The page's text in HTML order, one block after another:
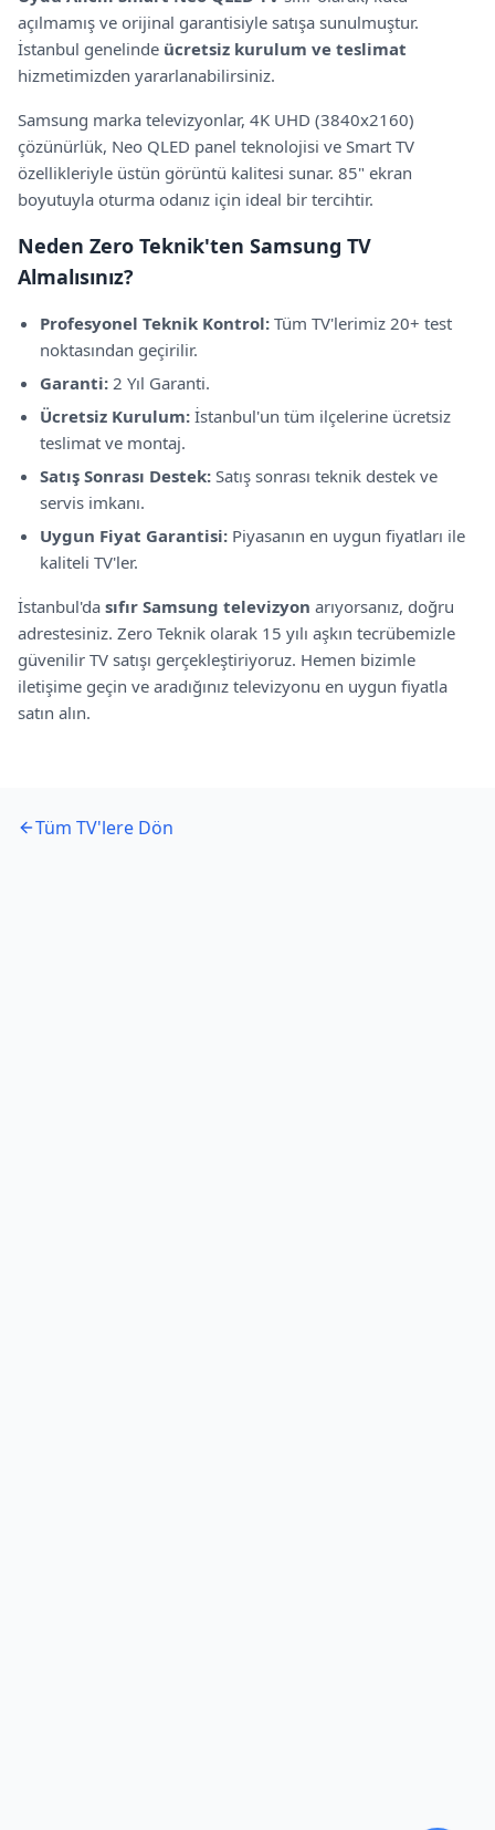
açılmamış ve orijinal garantisiyle satışa sunulmuştur.
İstanbul genelinde ücretsiz kurulum ve teslimat
hizmetimizden yararlanabilirsiniz.
Samsung marka televizyonlar, 4K UHD (3840x2160)
çözünürlük, Neo QLED panel teknolojisi ve Smart TV
özellikleriyle üstün görüntü kalitesi sunar. 85" ekran
boyutuyla oturma odanız için ideal bir tercihtir.
Neden Zero Teknik'ten Samsung TV
Almalısınız?
Profesyonel Teknik Kontrol: Tüm TV'lerimiz 20+ test
noktasından geçirilir.
Garanti: 2 Yıl Garanti.
Ücretsiz Kurulum: İstanbul'un tüm ilçelerine ücretsiz
teslimat ve montaj.
Satış Sonrası Destek: Satış sonrası teknik destek ve
servis imkanı.
Uygun Fiyat Garantisi: Piyasanın en uygun fiyatları ile
kaliteli TV'ler.
İstanbul'da sıfır Samsung televizyon arıyorsanız, doğru
adrestesiniz. Zero Teknik olarak 15 yılı aşkın tecrübemizle
güvenilir TV satışı gerçekleştiriyoruz. Hemen bizimle
iletişime geçin ve aradığınız televizyonu en uygun fiyatla
satın alın.
Tüm TV'lere Dön